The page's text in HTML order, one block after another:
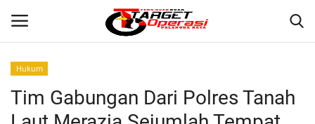
Hukum
Tim Gabungan Dari Polres Tanah